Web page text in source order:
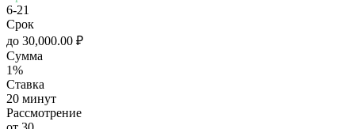
6-21
Срок
до 30,000.00 ₽
Сумма
1%
Ставка
20 минут
Рассмотрение